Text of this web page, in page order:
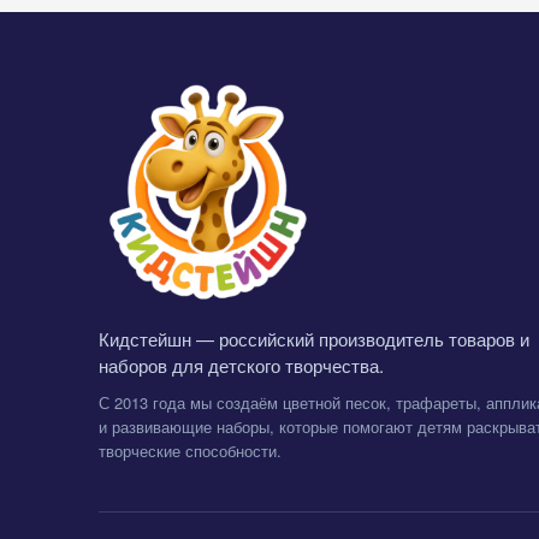
Кидстейшн — российский производитель товаров и
наборов для детского творчества.
С 2013 года мы создаём цветной песок, трафареты,
и развивающие наборы, которые помогают детям
творческие способности.